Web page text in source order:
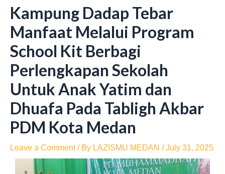
Kampung Dadap Tebar
Manfaat Melalui Program
School Kit Berbagi
Perlengkapan Sekolah
Untuk Anak Yatim dan
Dhuafa Pada Tabligh Akbar
PDM Kota Medan
Leave a Comment / By LAZISMU MEDAN /July 31, 2025